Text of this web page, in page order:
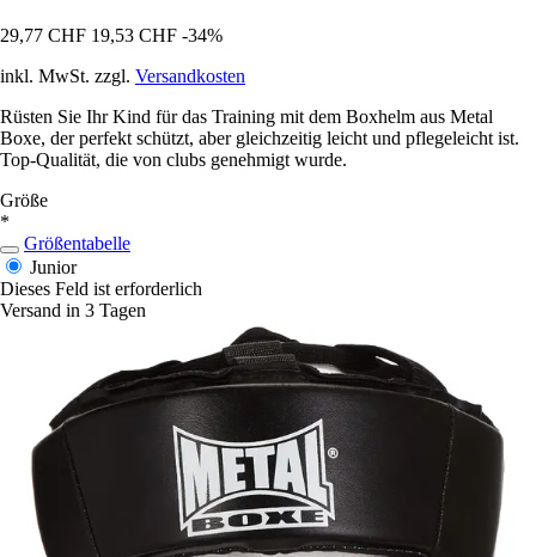
29,77 CHF 19,53 CHF -34%
inkl. MwSt. zzgl. Versandkosten
Rüsten Sie Ihr Kind für das Training mit dem Boxhelm aus Metal
Boxe, der perfekt schützt, aber gleichzeitig leicht und pflegeleicht ist.
Top-Qualität, die von clubs genehmigt wurde.
Größe
*
Größentabelle
Junior
Dieses Feld ist erforderlich
Versand in 3 Tagen